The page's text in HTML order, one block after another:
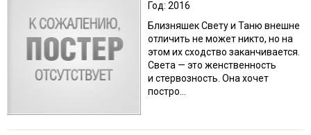
Год: 2016
Близняшек Свету и Таню внешне
отличить не может никто, но на
этом их сходство заканчивается.
Света — это женственность
и стервозность. Она хочет
постро...